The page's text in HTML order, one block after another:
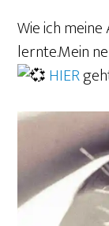
Wie ich
lernte.Mein
HIER